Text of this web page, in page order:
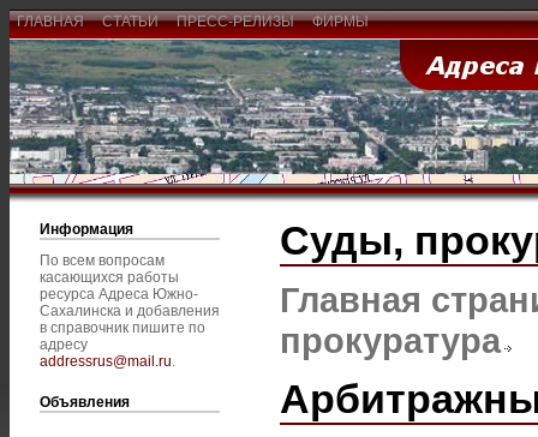
ГЛАВНАЯ СТАТЬИ ПРЕСС-РЕЛИЗЫ ФИРМЫ
Информация
По всем вопросам
касающихся работы
ресурса Адреса Южно-
Сахалинска и добавления
в справочник пишите по
адресу
addressrus@mail.ru.
Объявления
Суды,
Главная
прокуратура